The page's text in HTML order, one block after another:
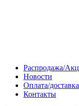
Распродажа/
Новости
Оплата/доставка
Контакты